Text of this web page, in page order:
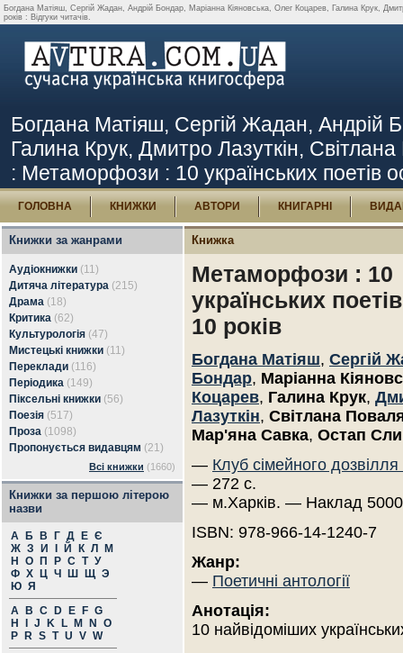
Богдана Матіяш, Сергій Жадан, Андрій Бондар, Маріанна Кіяновська, Олег Коцарев, Галина Крук,
років : Відгуки читачів.
Богдана Матіяш, Сергій Жадан, Андрій
Галина Крук, Дмитро Лазуткін,
: Метаморфози : 10 українських поетів
ГОЛОВНА КНИЖКИ АВТОРИ КНИГАРНІ
Книжки за жанрами
Аудіокнижки (11)
Дитяча література (215)
Драма (18)
Критика (62)
Культурологія (47)
Мистецькі книжки (11)
Переклади (116)
Періодика (149)
Піксельні книжки (56)
Поезія (517)
Проза (1098)
Пропонується видавцям (21)
Всі книжки (1660)
Книжки за першою літерою
назви
А Б В Г Д Е Є
Ж З И Й К Л
М
Н
О П Р С Т У
Ф Х Ц Ч Ш Щ Э
Ю Я
A
B C D E F G
H
J K L M N
O
P
R S T U V W
Книжка
Метаморфози : 10
українських
10 років
Богдана Матіяш, Сергій
Бондар, Маріанна
Коцарев, Галина Крук,
Лазуткін, Світлана
Мар'яна Савка, Остап
— Клуб сімейного
— 272 с.
— м.Харків. — Наклад
ISBN: 978-966-14-1240-7
Жанр:
— Поетичні антології
Анотація:
10 найвідоміших